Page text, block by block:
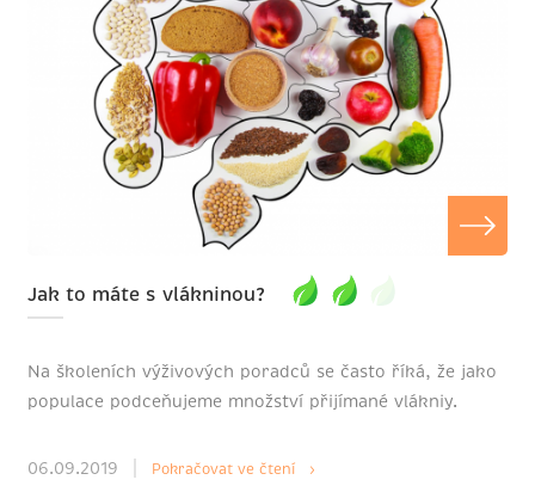
Jak to máte s vlákninou?
Na školeních výživových poradců se často říká, že jako
populace podceňujeme množství přijímané vlákniy.
06.09.2019 Pokračovat ve čtení ›